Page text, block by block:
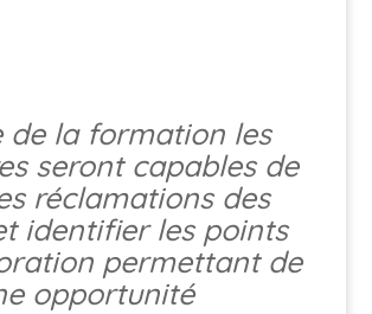
de la formation les
seront capables de
réclamations des
identifier les points
permettant de
opportunité